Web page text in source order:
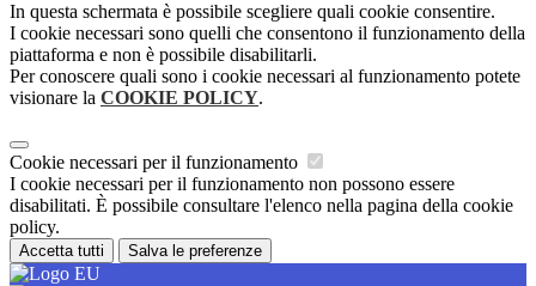
In questa schermata è possibile scegliere quali cookie consentire.
I cookie necessari sono quelli che consentono il funzionamento della
piattaforma e non è possibile disabilitarli.
Per conoscere quali sono i cookie necessari al funzionamento potete
visionare la COOKIE POLICY.
Cookie necessari per il funzionamento
I cookie necessari per il funzionamento non possono essere
disabilitati. È possibile consultare l'elenco nella pagina della cookie
policy.
Accetta tutti Salva le preferenze